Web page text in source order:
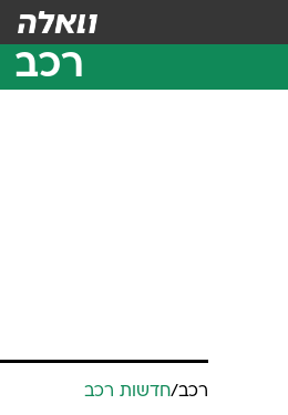
רכב
רכב/חדשות רכב